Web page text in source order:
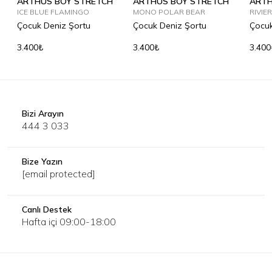
ICE BLUE FLAMINGO
Çocuk Deniz Şortu
3.400₺
MONO POLAR BEAR
Çocuk Deniz Şortu
3.400₺
Bizi Arayın
444 3 033
Bize Yazın
[email protected]
Canlı Destek
Hafta içi 09:00-18:00